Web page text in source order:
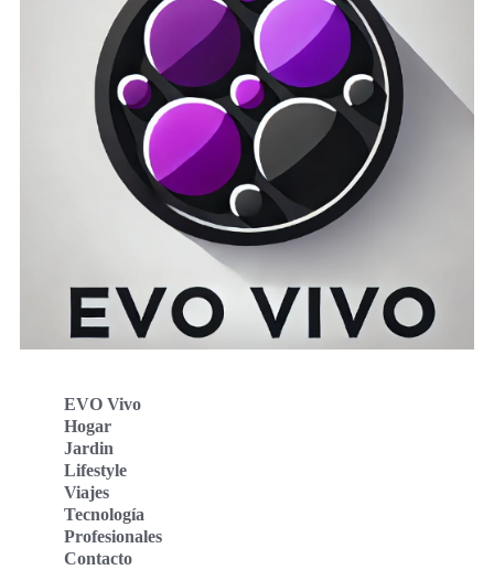
EVO Vivo
Hogar
Jardin
Lifestyle
Viajes
Tecnología
Profesionales
Contacto